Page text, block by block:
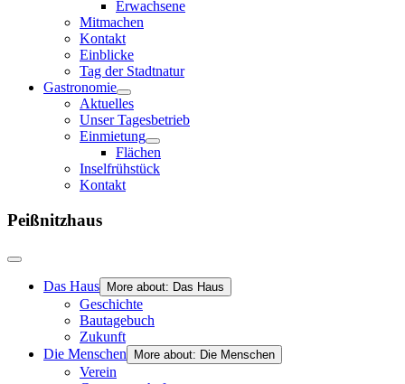
Erwachsene
Mitmachen
Kontakt
Einblicke
Tag der Stadtnatur
Gastronomie
Aktuelles
Unser Tagesbetrieb
Einmietung
Flächen
Inselfrühstück
Kontakt
Peißnitzhaus
Das Haus More about: Das Haus
Geschichte
Bautagebuch
Zukunft
Die Menschen
More about: Die Menschen
Verein